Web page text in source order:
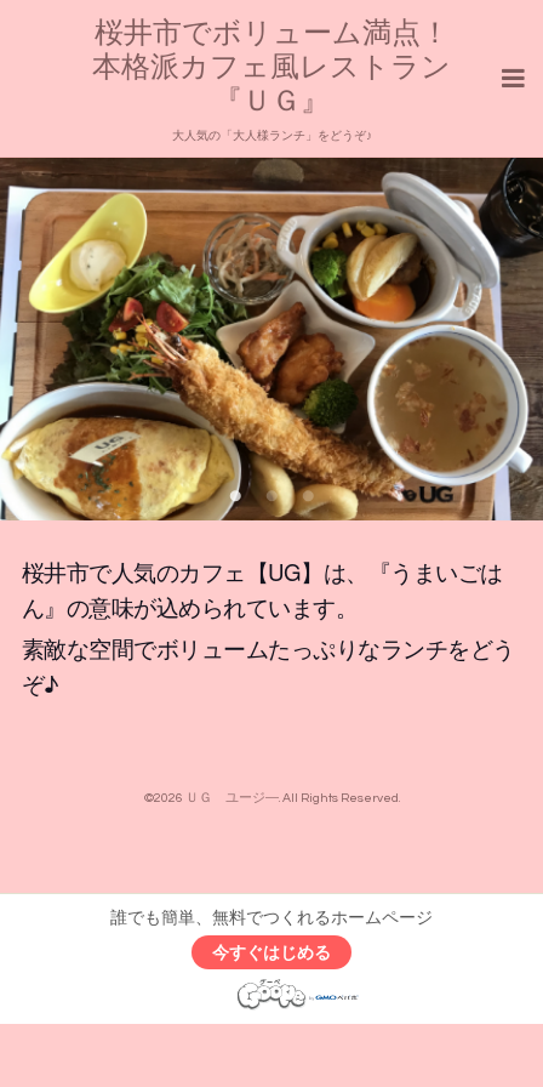
桜井市でボリューム満点！
本格派カフェ風レストラン
『ＵＧ』
大人気の「大人様ランチ」をどうぞ♪
桜井市で人気のカフェ【UG】は、『うまいごは
ん』の意味が込められています。
素敵な空間でボリュームたっぷりなランチをどう
ぞ♪
©2026 ＵＧ ユージ―. All Rights Reserved.
誰でも簡単、無料でつくれるホームページ
今すぐはじめる